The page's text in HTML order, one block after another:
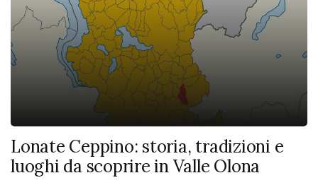
Lonate Ceppino: storia, tradizioni e
luoghi da scoprire in Valle Olona